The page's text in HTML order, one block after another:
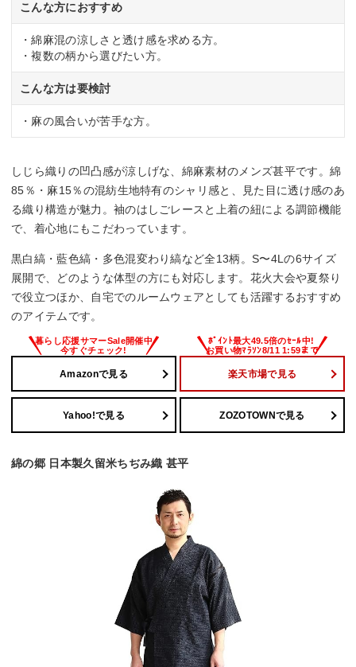
こんな方におすすめ
・綿麻混の涼しさと透け感を求める方。
・複数の柄から選びたい方。
こんな方は要検討
・麻の風合いが苦手な方。
しじら織りの凹凸感が涼しげな、綿麻素材のメンズ甚平です。綿
85％・麻15％の混紡生地特有のシャリ感と、見た目に透け感のあ
る織り構造が魅力。袖のはしごレースと上着の紐による調節機能
で、着心地にもこだわっています。
黒白縞・藍色縞・多色混変わり縞など全13柄。S〜4Lの6サイズ
展開で、どのような体型の方にも対応します。花火大会や夏祭り
で役立つほか、自宅でのルームウェアとしても活躍するおすすめ
のアイテムです。
Amazonで見る 楽天市場で見る
Yahoo!で見る ZOZOTOWNで見る
綿の郷 日本製久留米ちぢみ織 甚平